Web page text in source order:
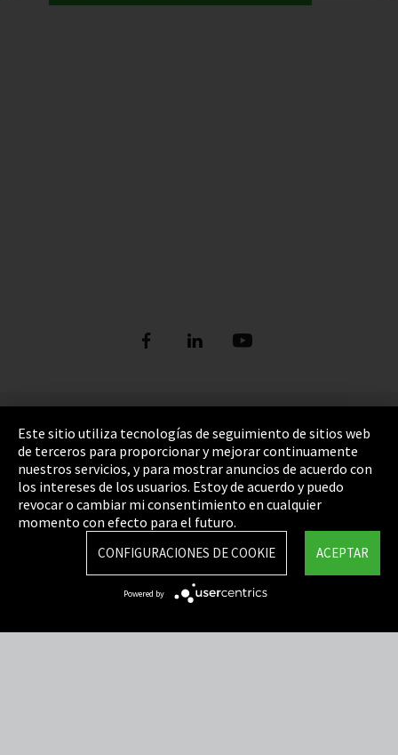
Pie de imprenta
Política de privacidad
Cookie Settings
Términos y Condiciones
Mapa del sitio
Integrity Line
Este sitio utiliza tecnologías de seguimiento de sitios web
de terceros para proporcionar y mejorar continuamente
nuestros servicios, y para mostrar anuncios de acuerdo con
los intereses de los usuarios. Estoy de acuerdo y puedo
revocar o cambiar mi consentimiento en cualquier
momento con efecto para el futuro.
ACEPTAR
CONFIGURACIONES DE COOKIE
Powered by